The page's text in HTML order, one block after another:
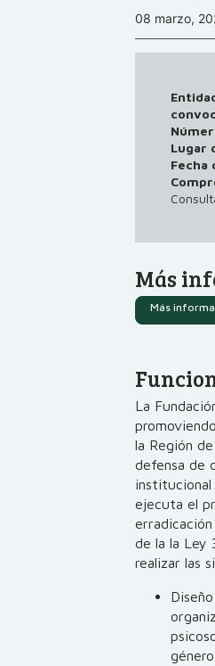
08 marzo,
Lugar
Fecha
Más
Más
La
la Región
defensa de
institucional
ejecuta el
de la la Ley
realizar las